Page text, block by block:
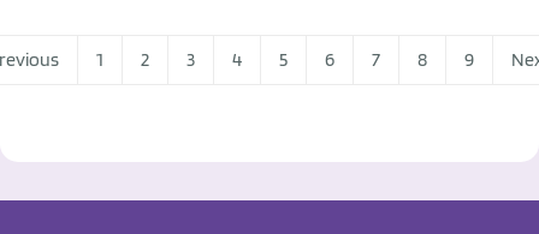
1 2 3 4 5 6 7 8 9